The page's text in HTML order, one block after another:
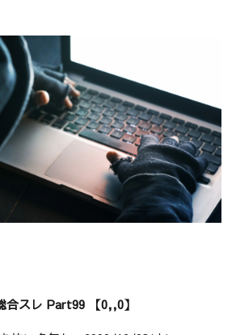
合スレ Part99 【0,,0】